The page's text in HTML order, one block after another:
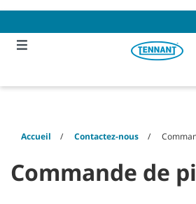
content
navigation
menu
Accueil Contactez-nous
Commande de